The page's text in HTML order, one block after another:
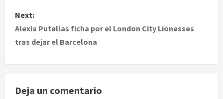
t
n
a
v
Next:
Alexia Putellas ficha por el London City Lionesses
tras dejar el Barcelona
Deja un comentario